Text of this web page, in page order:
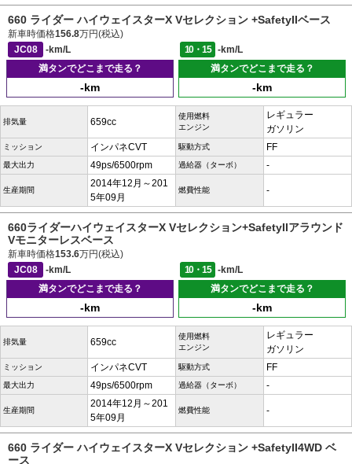
660 ライダー ハイウェイスターX Vセレクション +SafetyIIベース
新車時価格156.8万円(税込)
JC08
-km/L 10・15
-km/L
満タンでどこまで走る？
-km
満タンでどこまで走る？
-km
排気量 659cc
使用燃料
エンジン
レギュラー
ガソリン
ミッション インパネCVT 駆動方式 FF
最大出力 49ps/6500rpm 過給器（ターボ） -
生産期間
2014年12月～201
5年09月
燃費性能 -
660ライダーハイウェイスターX Vセレクション+SafetyIIアラウンド
Vモニターレスベース
新車時価格153.6万円(税込)
JC08
-km/L 10・15
-km/L
満タンでどこまで走る？
-km
満タンでどこまで走る？
-km
排気量 659cc
使用燃料
エンジン
レギュラー
ガソリン
ミッション インパネCVT 駆動方式 FF
最大出力 49ps/6500rpm 過給器（ターボ） -
生産期間
2014年12月～201
5年09月
燃費性能 -
660 ライダー ハイウェイスターX Vセレクション +SafetyII4WD ベ
ース